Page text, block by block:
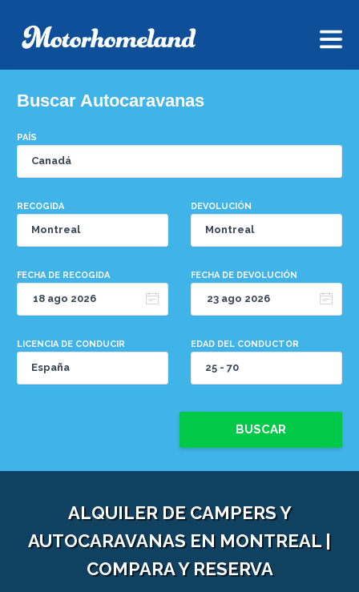
Buscar Autocaravanas
PAÍS
RECOGIDA DEVOLUCIÓN
FECHA DE RECOGIDA FECHA DE DEVOLUCIÓN
LICENCIA DE CONDUCIR EDAD DEL CONDUCTOR
BUSCAR
ALQUILER DE CAMPERS Y
AUTOCARAVANAS EN MONTREAL |
COMPARA Y RESERVA